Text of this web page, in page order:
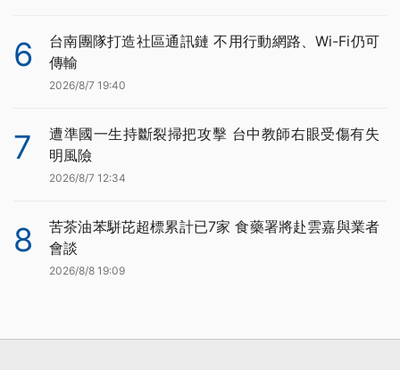
6
台南團隊打造社區通訊鏈 不用行動網路、Wi-Fi仍可
傳輸
2026/8/7 19:40
7
遭準國一生持斷裂掃把攻擊 台中教師右眼受傷有失
明風險
2026/8/7 12:34
8
苦茶油苯駢芘超標累計已7家 食藥署將赴雲嘉與業者
會談
2026/8/8 19:09